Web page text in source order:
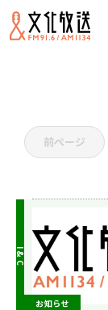
前ページ
お知らせ